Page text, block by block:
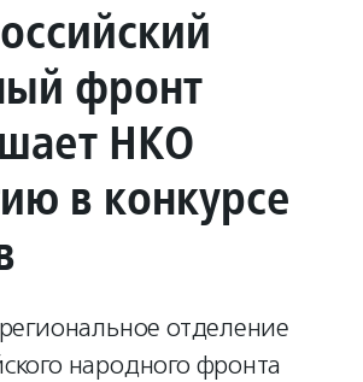
фронт
НКО
в конкурсе
отделение
народного фронта